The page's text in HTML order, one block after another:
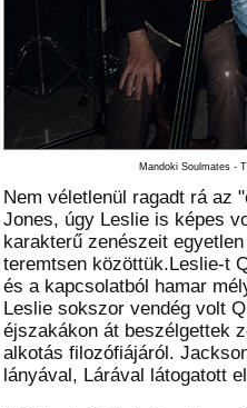
Mandoki Soulmates -
Nem véletlenül ragadt rá az
Jones, úgy Leslie is képes
karakterű zenészeit
teremtsen közöttük.Leslie-t
és a kapcsolatból hamar
Leslie sokszor vendég volt
éjszakákon át beszélgettek
alkotás filozófiájáról.
lányával, Lárával látogatott